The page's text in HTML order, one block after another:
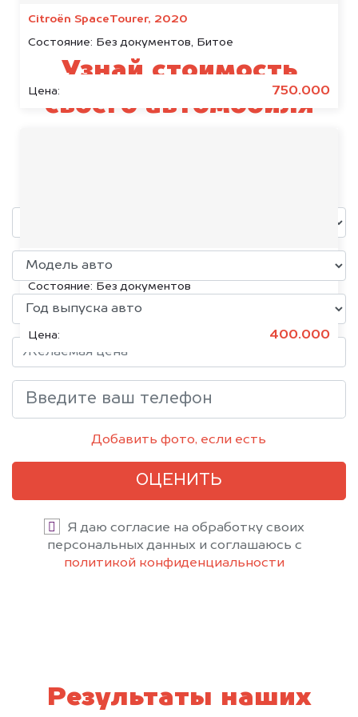
Citroën SpaceTourer, 2020
Состояние: Без документов, Битое
Цена: 750.000
Volkswagen Jetta, 2015
Состояние: Без документов
Цена: 400.000
Узнай стоимость
своего автомобиля
Добавить фото, если есть
ОЦЕНИТЬ
Я даю согласие на обработку своих
персональных данных и соглашаюсь с
политикой конфиденциальности
Результаты наших